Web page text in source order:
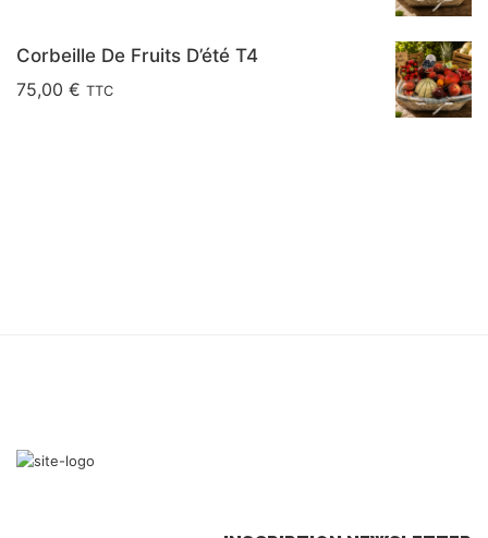
Corbeille De Fruits D’été T4
75,00 € TTC